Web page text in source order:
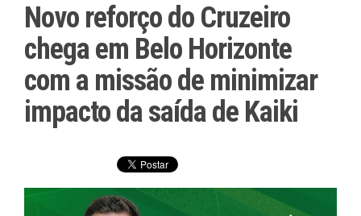
Novo reforço do Cruzeiro
chega em Belo Horizonte
com a missão de minimizar
impacto da saída de Kaiki